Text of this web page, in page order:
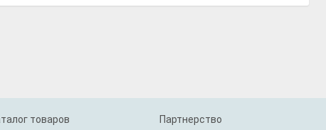
товаров Партнерство